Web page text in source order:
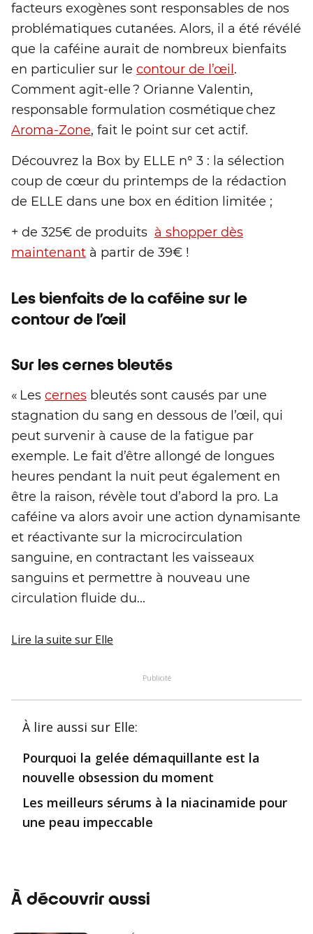
facteurs exogènes sont responsables de nos
problématiques cutanées. Alors, il a été révélé
que la caféine aurait de nombreux bienfaits
en particulier sur le contour de l’œil .
Comment agit-elle ? Orianne Valentin,
responsable formulation cosmétique chez
Aroma-Zone, fait le point sur cet actif.
Découvrez la Box by ELLE n° 3 : la sélection
coup de cœur du printemps de la rédaction
de ELLE dans une box en édition limitée ;
+ de 325€ de produits à shopper dès
maintenant à partir de 39€ !
Les bienfaits de la caféine sur le
contour de l’œil
Sur les cernes bleutés
« Les cernes bleutés sont causés par une
stagnation du sang en dessous de l’œil, qui
peut survenir à cause de la fatigue par
exemple. Le fait d’être allongé de longues
heures pendant la nuit peut également en
être la raison, révèle tout d’abord la pro. La
caféine va alors avoir une action dynamisante
et réactivante sur la microcirculation
sanguine, en contractant les vaisseaux
sanguins et permettre à nouveau une
circulation fluide du...
Lire la suite sur Elle
Publicité
À lire aussi sur Elle:
Pourquoi la gelée démaquillante est la
nouvelle obsession du moment
Les meilleurs sérums à la niacinamide pour
une peau impeccable
À découvrir aussi